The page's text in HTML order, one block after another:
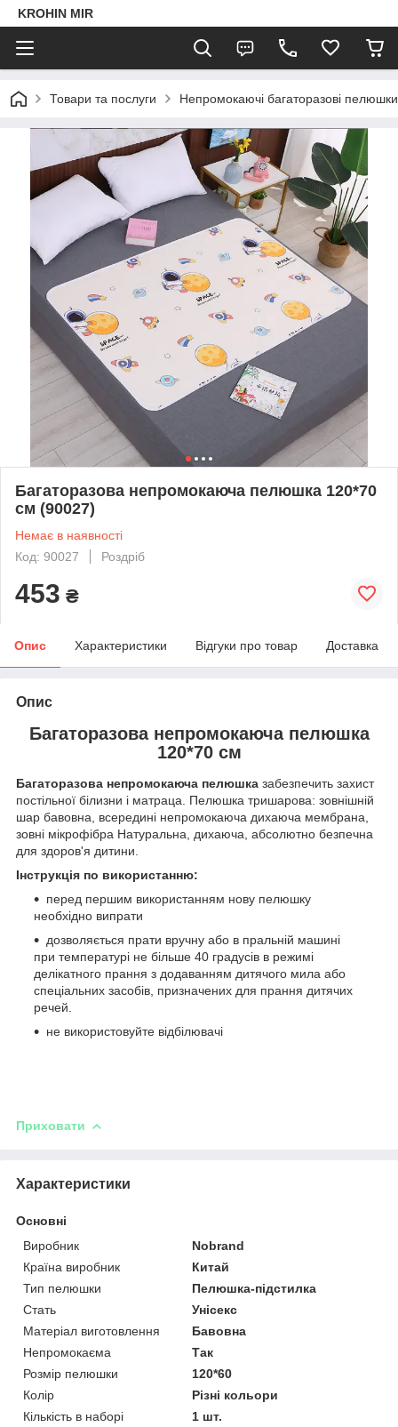
KROHIN MIR
Товари та послуги Непромокаючі багаторазові пелюшки
Багаторазова непромокаюча пелюшка 120*70
см (90027)
Немає в наявності
Код: 90027
Роздріб
453 ₴
Опис Характеристики Відгуки про товар Доставка
Опис
Багаторазова непромокаюча пелюшка
120*70 см
Багаторазова непромокаюча пелюшка забезпечить захист
постільної білизни і матраца. Пелюшка тришарова: зовнішній
шар бавовна, всередині непромокаюча дихаюча мембрана,
зовні мікрофібра Натуральна, дихаюча, абсолютно безпечна
для здоров'я дитини.
Інструкція по використанню:
перед першим використанням нову пелюшку
необхідно випрати
дозволяється прати вручну або в пральній машині
при температурі не більше 40 градусів в режимі
делікатного прання з додаванням дитячого мила або
спеціальних засобів, призначених для прання дитячих
речей.
не використовуйте відбілювачі
Приховати
Характеристики
Основні
Виробник
Nobrand
Країна виробник
Китай
Тип пелюшки
Пелюшка-підстилка
Стать
Унісекс
Матеріал виготовлення
Бавовна
Непромокаєма
Так
Розмір пелюшки
120*60
Колір
Різні кольори
Кількість в наборі
1 шт.